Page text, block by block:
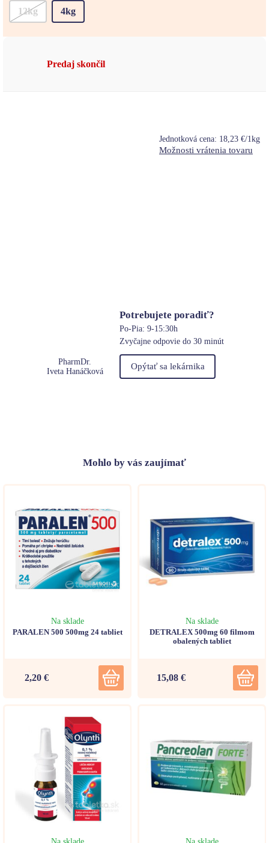
12kg 4kg
Predaj skončil
Jednotková cena: 18,23 €/1kg
Možnosti vrátenia tovaru
PharmDr.
Iveta Hanáčková
Potrebujete poradiť?
Po-Pia: 9-15:30h
Zvyčajne odpovie do 30 minút
Opýtať sa lekárnika
Mohlo by vás zaujímať
Na sklade
PARALEN 500 500mg 24 tabliet
2,20 €
Na sklade
DETRALEX 500mg 60 filmom
obalených tabliet
15,08 €